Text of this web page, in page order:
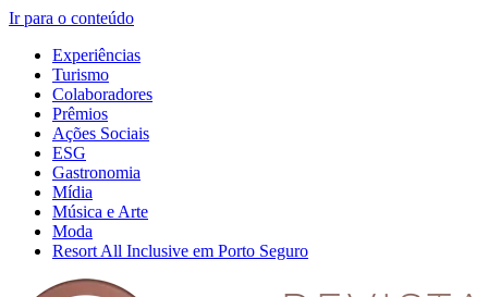
Ir para o conteúdo
Experiências
Turismo
Colaboradores
Prêmios
Ações Sociais
ESG
Gastronomia
Mídia
Música e Arte
Moda
Resort All Inclusive em Porto Seguro